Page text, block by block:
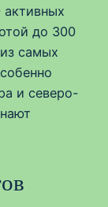
до 300
самых
и северо-